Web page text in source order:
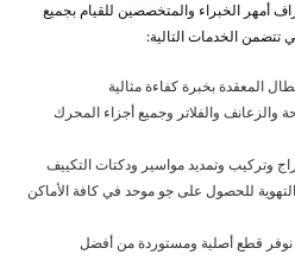
أمهر الخبراء والمتخصصين للقيام بجميع
تتضمن الخدمات التالية:
المعقدة بخبرة كفاءة مثالية
والفلاتر وجميع أجزاء المحرك
وتركيب وتمديد مواسير ودكتات التكييف
للحصول على جو موحد في كافة الأماكن
نوفر قطع أصلية ومستوردة من أفضل